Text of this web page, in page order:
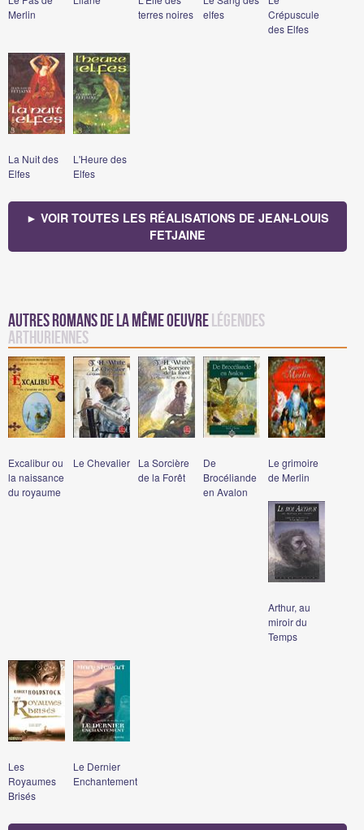
Merlin
terres noires
elfes
Crépuscule
des Elfes
La Nuit des
Elfes
L'Heure des
Elfes
► VOIR TOUTES LES RÉALISATIONS DE JEAN-LOUIS
FETJAINE
Autres romans de la même oeuvre Légendes
arthuriennes
Excalibur ou
la naissance
du royaume
Le Chevalier
La Sorcière
de la Forêt
De
Brocéliande
en Avalon
Le grimoire
de Merlin
Arthur, au
miroir du
Temps
Les
Royaumes
Brisés
Le Dernier
Enchantement